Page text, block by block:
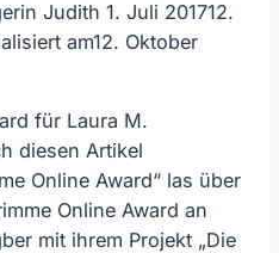
Judith 1. Juli 201712.
am12. Oktober
für Laura M.
diesen Artikel
Online Award“ las über
Online Award an
mit ihrem Projekt „Die